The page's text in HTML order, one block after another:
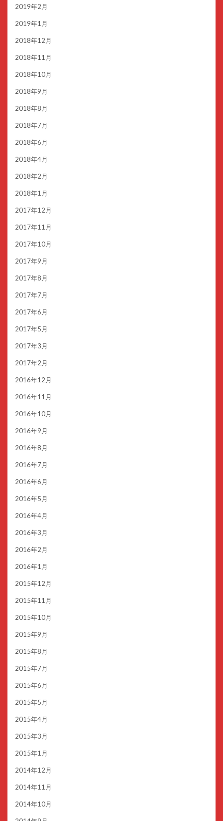
2019年2月
2019年1月
2018年12月
2018年11月
2018年10月
2018年9月
2018年8月
2018年7月
2018年6月
2018年4月
2018年2月
2018年1月
2017年12月
2017年11月
2017年10月
2017年9月
2017年8月
2017年7月
2017年6月
2017年5月
2017年3月
2017年2月
2016年12月
2016年11月
2016年10月
2016年9月
2016年8月
2016年7月
2016年6月
2016年5月
2016年4月
2016年3月
2016年2月
2016年1月
2015年12月
2015年11月
2015年10月
2015年9月
2015年8月
2015年7月
2015年6月
2015年5月
2015年4月
2015年3月
2015年1月
2014年12月
2014年11月
2014年10月